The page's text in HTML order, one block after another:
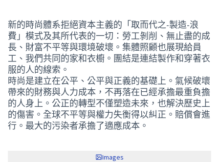
新的時尚體系拒絕資本主義的「取而代之-製造-浪
費」模式及其所代表的一切：勞工剝削、無止盡的成
長、財富不平等與環境破壞。集體照顧也展現給員
工、我們共同的家和衣櫥。團結是連結製作和穿著衣
服的人的線索。
時尚是建立在公平、公平與正義的基礎上。氣候破壞
帶來的財務與人力成本，不再落在已經承擔最重負擔
的人身上。公正的轉型不僅塑造未來，也解決歷史上
的傷害。全球不平等與權力失衡得以糾正。賠償會進
行。最大的污染者承擔了適應成本。
Images